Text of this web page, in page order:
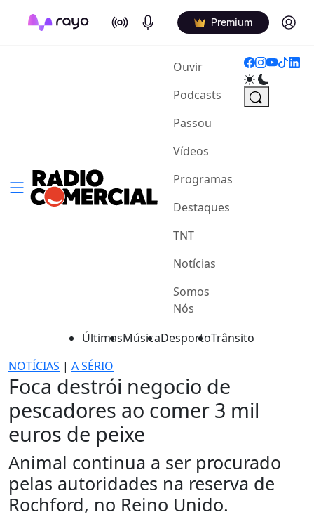
On Air Podcasts Premium Log in
Ouvir(current)
Podcasts
Passou
Vídeos
Programas
Destaques
TNT
Notícias
Somos
Nós
ÚltimasMúsicaDesportoTrânsito
NOTÍCIAS | A SÉRIO
Foca destrói negocio de
pescadores ao comer 3 mil
euros de peixe
Animal continua a ser procurado
pelas autoridades na reserva de
Rochford, no Reino Unido.